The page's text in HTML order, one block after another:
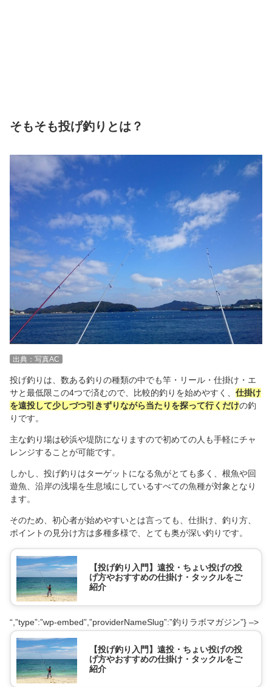
そもそも投げ釣りとは？
出典：写真AC
投げ釣りは、数ある釣りの種類の中でも竿・リール・仕掛け・エ
サと最低限この4つで済むので、比較的釣りを始めやすく、 仕掛け
を遠投して少しづつ引きずりながら当たりを探って行くだけの釣
りです。
主な釣り場は砂浜や堤防になりますので初めての人も手軽にチャ
レンジすることが可能です。
しかし、投げ釣りはターゲットになる魚がとても多く、根魚や回
遊魚、沿岸の浅場を生息域にしているすべての魚種が対象となり
ます。
そのため、初心者が始めやすいとは言っても、仕掛け、釣り方、
ポイントの見分け方は多種多様で、とても奥が深い釣りです。
【投げ釣り入門】遠投・ちょい投げの投
げ方やおすすめの仕掛け・タックルをご
紹介
“,”type”:”wp-embed”,”providerNameSlug”:”釣りラボマガジン”} –>
【投げ釣り入門】遠投・ちょい投げの投
げ方やおすすめの仕掛け・タックルをご
紹介